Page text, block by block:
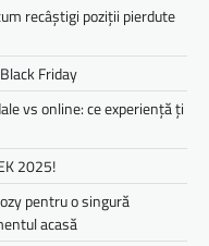
recâștigi poziții pierdute
Friday
vs online: ce experiență ți
2025!
pentru o singură
acasă